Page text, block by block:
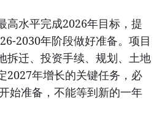
高水平完成2026年目标，提
2030年阶段做好准备。项目
拆迁、投资手续、规划、土地
2027年增长的关键任务，必
始准备，不能等到新的一年